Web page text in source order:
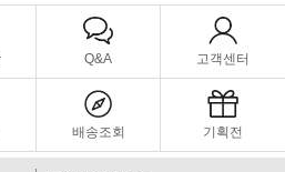
Q&A 고객센터
배송조회 기획전